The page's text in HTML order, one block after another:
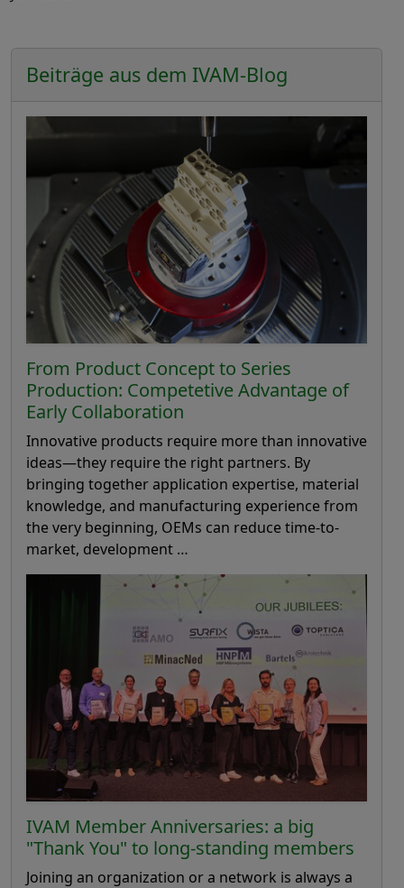
Beiträge aus dem IVAM-Blog
From Product Concept to Series
Production: Competetive Advantage of
Early Collaboration
Innovative products require more than innovative
ideas—they require the right partners. By
bringing together application expertise, material
knowledge, and manufacturing experience from
the very beginning, OEMs can reduce time-to-
market, development …
IVAM Member Anniversaries: a big
"Thank You" to long-standing members
Joining an organization or a network is always a